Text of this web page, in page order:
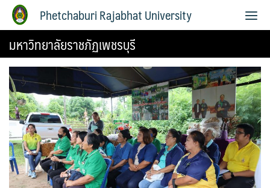
Phetchaburi Rajabhat University
มหาวิทยาลัยราชภัฏเพชรบุรี